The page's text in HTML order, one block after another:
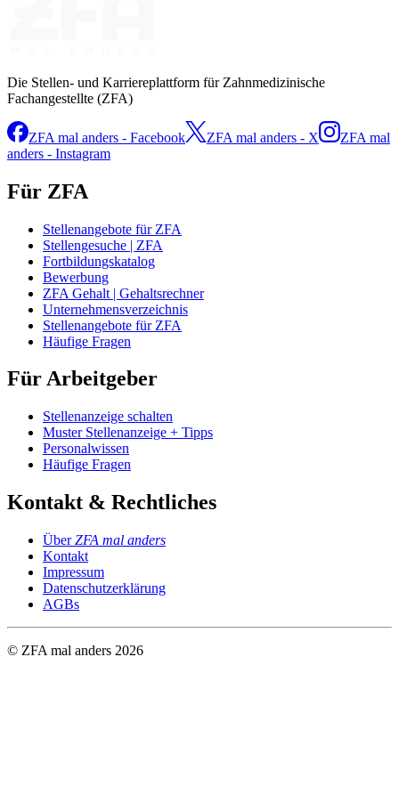
Die Stellen- und Karriereplattform für Zahnmedizinische
Fachangestellte (ZFA)
ZFA mal anders - Facebook ZFA mal anders - X
ZFA mal
anders - Instagram
Für ZFA
Stellenangebote für ZFA
Stellengesuche | ZFA
Fortbildungskatalog
Bewerbung
ZFA Gehalt | Gehaltsrechner
Unternehmensverzeichnis
Stellenangebote für ZFA
Häufige Fragen
Für Arbeitgeber
Stellenanzeige schalten
Muster Stellenanzeige + Tipps
Personalwissen
Häufige Fragen
Kontakt & Rechtliches
ÜberZFA mal anders
Kontakt
Impressum
Datenschutzerklärung
AGBs
© ZFA mal anders 2026